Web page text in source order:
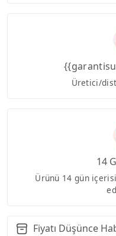
Üretici/
14
Ürünü 14 gün
Fiyatı Düşünce